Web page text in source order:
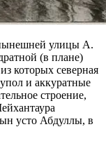
улицы А.
(в плане)
которых северная
и аккуратные
строение,
усто Абдуллы, в